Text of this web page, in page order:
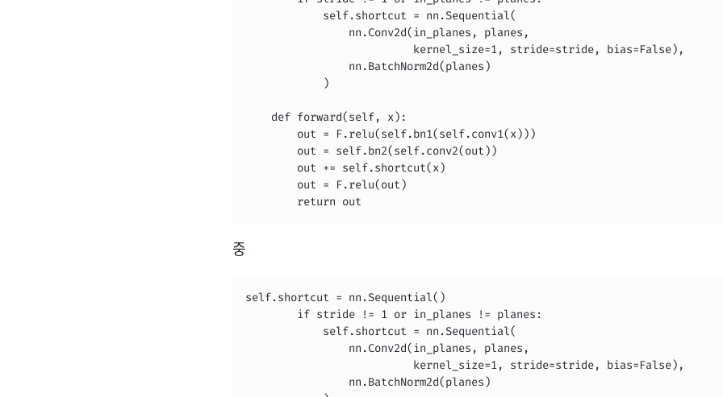
            self.shortcut = nn.Sequential(
                nn.Conv2d(in_planes, planes,
                          kernel_size=1, stride=stride, bias=False),
                nn.BatchNorm2d(planes)
            )
    def forward(self, x):
        out = F.relu(self.bn1(self.conv1(x)))
        out = self.bn2(self.conv2(out))
        out += self.shortcut(x)
        out = F.relu(out)
        return out
중
self.shortcut = nn.Sequential()
        if stride != 1 or in_planes != planes:
            self.shortcut = nn.Sequential(
                nn.Conv2d(in_planes, planes,
                          kernel_size=1, stride=stride, bias=False),
                nn.BatchNorm2d(planes)